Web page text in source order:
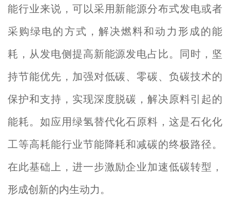
能行业来说，可以采用新能源分布式发电或者
采购绿电的方式，解决燃料和动力形成的能
耗，从发电侧提高新能源发电占比。同时，坚
持节能优先，加强对低碳、零碳、负碳技术的
保护和支持，实现深度脱碳，解决原料引起的
能耗。如应用绿氢替代化石原料，这是石化化
工等高耗能行业节能降耗和减碳的终极路径。
在此基础上，进一步激励企业加速低碳转型，
形成创新的内生动力。